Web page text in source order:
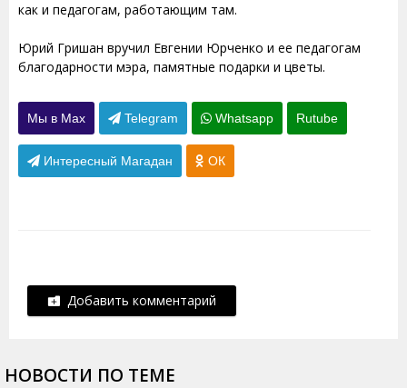
как и педагогам, работающим там.
Юрий Гришан вручил Евгении Юрченко и ее педагогам
благодарности мэра, памятные подарки и цветы.
Мы в Max Telegram Whatsapp Rutube
Интересный Магадан ОК
Добавить комментарий
НОВОСТИ ПО ТЕМЕ